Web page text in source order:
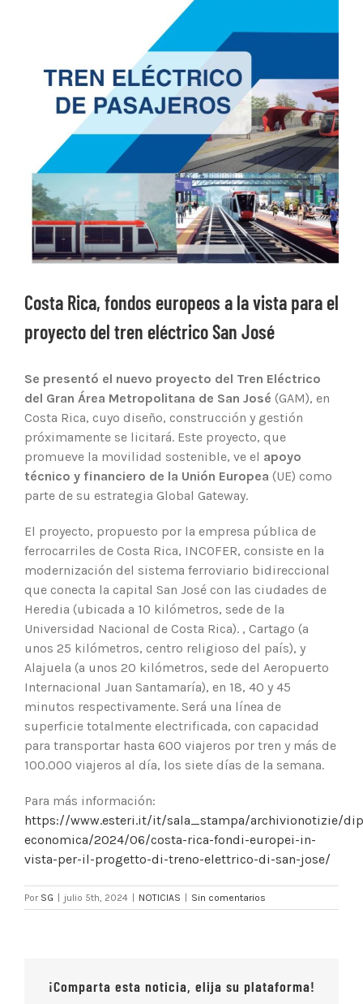
Costa Rica, fondos europeos a la vista para el
proyecto del tren eléctrico San José
Se presentó el nuevo proyecto del Tren Eléctrico
del Gran Área Metropolitana de San José (GAM), en
Costa Rica, cuyo diseño, construcción y gestión
próximamente se licitará. Este proyecto, que
promueve la movilidad sostenible, ve el apoyo
técnico y financiero de la Unión Europea (UE) como
parte de su estrategia Global Gateway.
El proyecto, propuesto por la empresa pública de
ferrocarriles de Costa Rica, INCOFER, consiste en la
modernización del sistema ferroviario bidireccional
que conecta la capital San José con las ciudades de
Heredia (ubicada a 10 kilómetros, sede de la
Universidad Nacional de Costa Rica). , Cartago (a
unos 25 kilómetros, centro religioso del país), y
Alajuela (a unos 20 kilómetros, sede del Aeropuerto
Internacional Juan Santamaría), en 18, 40 y 45
minutos respectivamente. Será una línea de
superficie totalmente electrificada, con capacidad
para transportar hasta 600 viajeros por tren y más de
100.000 viajeros al día, los siete días de la semana.
Para más información:
https://www.esteri.it/it/sala_stampa/archivionotizie/
economica/2024/06/costa-rica-fondi-europei-in-
vista-per-il-progetto-di-treno-elettrico-di-san-jose/
Por SG | julio 5th, 2024 | NOTICIAS | Sin comentarios
¡Comparta esta noticia, elija su plataforma!